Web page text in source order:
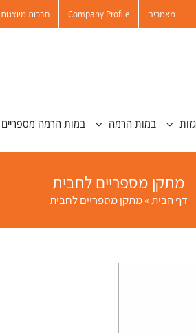
מאמרים Company Profile חברות מיוצגות
במות הרמה במות הרמה מספריים
מתקן מספריים לחבית
דף הבית»מתקן מספריים לחבית